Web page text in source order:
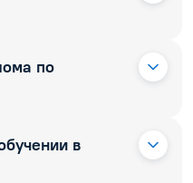
по
в